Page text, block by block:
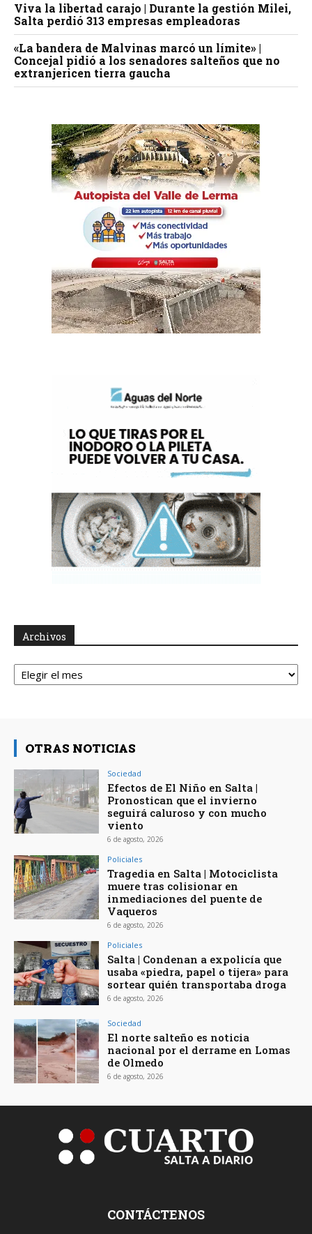
Viva la libertad carajo | Durante la gestión Milei,
Salta perdió 313 empresas empleadoras
«La bandera de Malvinas marcó un límite» |
Concejal pidió a los senadores salteños que no
extranjericen tierra gaucha
Archivos
Archivos
OTRAS NOTICIAS
Sociedad
Efectos de El Niño en Salta |
Pronostican que el invierno
seguirá caluroso y con mucho
viento
6 de agosto, 2026
Policiales
Tragedia en Salta | Motociclista
muere tras colisionar en
inmediaciones del puente de
Vaqueros
6 de agosto, 2026
Policiales
Salta | Condenan a expolicía que
usaba «piedra, papel o tijera» para
sortear quién transportaba droga
6 de agosto, 2026
Sociedad
El norte salteño es noticia
nacional por el derrame en Lomas
de Olmedo
6 de agosto, 2026
CONTÁCTENOS